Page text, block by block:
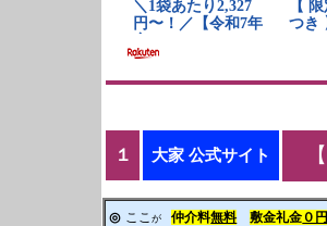
１ 大家 公式サイト 【
◎ ここが 仲介料無料 敷金礼金 ０円